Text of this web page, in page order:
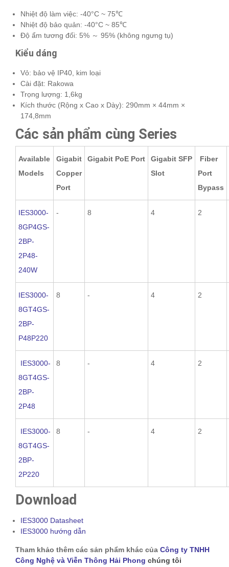
Nhiệt độ làm việc: -40°C ~ 75℃
Nhiệt độ bảo quản: -40°C ~ 85℃
Độ ẩm tương đối: 5% ～ 95% (không ngưng tụ)
Kiểu dáng
Vỏ: bảo vệ IP40, kim loại
Cài đặt: Rakowa
Trọng lượng: 1,6kg
Kích thước (Rộng x Cao x Dày): 290mm × 44mm ×
174,8mm
Các sản phẩm cùng Series
Available
Models
Gigabit
Copper
Port
Gigabit PoE Port
Gigabit SFP
Slot
Fiber
Port
Bypass
IES3000-
8GP4GS-
2BP-
2P48-
240W
- 8 4 2
IES3000-
8GT4GS-
2BP-
P48P220
8 - 4 2
IES3000-
8GT4GS-
2BP-
2P48
8 - 4 2
IES3000-
8GT4GS-
2BP-
2P220
8 - 4 2
Download
IES3000 Datasheet
IES3000 hướng dẫn
Tham khảo thêm các sản phẩm khác của Công ty TNHH
Công Nghệ và Viễn Thông Hải Phong chúng tôi